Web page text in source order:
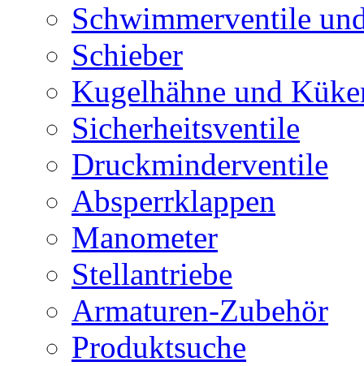
Schwimmerventile
Schieber
Kugelhähne und
Sicherheitsventile
Druckminderventile
Absperrklappen
Manometer
Stellantriebe
Armaturen-Zubehör
Produktsuche